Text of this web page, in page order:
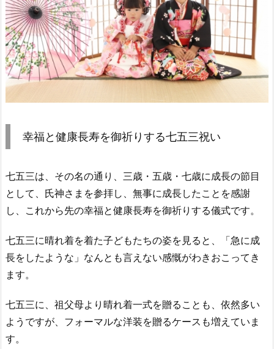
幸福と健康長寿を御祈りする七五三祝い
七五三は、その名の通り、三歳・五歳・七歳に成長の節目
として、氏神さまを参拝し、無事に成長したことを感謝
し、これから先の幸福と健康長寿を御祈りする儀式です。
七五三に晴れ着を着た子どもたちの姿を見ると、「急に成
長をしたような」なんとも言えない感慨がわきおこってき
ます。
七五三に、祖父母より晴れ着一式を贈ることも、依然多い
ようですが、フォーマルな洋装を贈るケースも増えていま
す。